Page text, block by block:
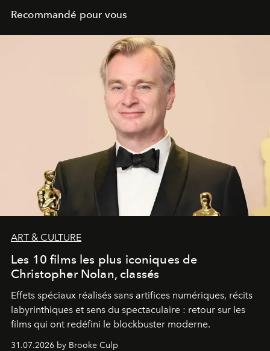
Recommandé pour vous
ART & CULTURE
Les 10 films les plus iconiques de
Christopher Nolan, classés
Effets spéciaux réalisés sans artifices numériques, récits
labyrinthiques et sens du spectaculaire : retour sur les
films qui ont redéfini le blockbuster moderne.
31.07.2026 by Brooke Culp